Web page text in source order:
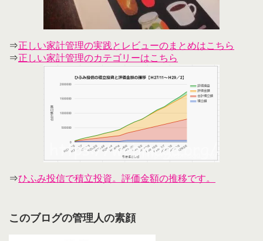
⇒正しい家計管理の実践とレビューのまとめはこちら
⇒正しい家計管理のカテゴリーはこちら
⇒ひふみ投信で積立投資。評価金額の推移です。
このブログの管理人の素顔